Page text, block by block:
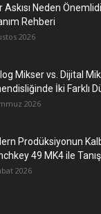
Askısı Neden
Rehberi
2026
Mikser vs. Dijital
İki Farklı
2026
Prodüksiyonun
49 MK4 ile
2026